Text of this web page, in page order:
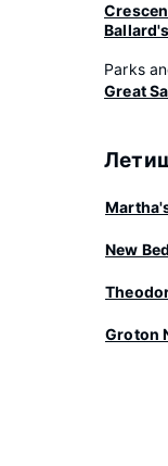
Parks
Great
New
Groton